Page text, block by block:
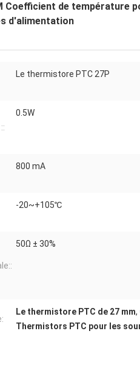
Coefficient de
d'alimentation
Le thermistore PTC 27P
0.5W
800 mA
-20~+105℃
50Ω ± 30%
Le thermistore PTC de 27 mm,
Thermistors PTC pour les